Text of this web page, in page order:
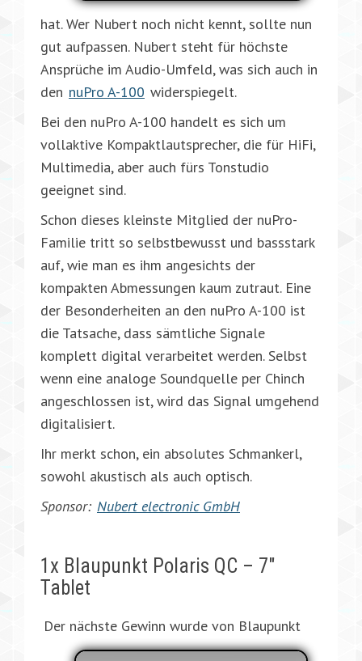
hat. Wer Nubert noch nicht kennt, sollte nun
gut aufpassen. Nubert steht für höchste
Ansprüche im Audio-Umfeld, was sich auch in
den nuPro A-100 widerspiegelt.
Bei den nuPro A-100 handelt es sich um
vollaktive Kompaktlautsprecher, die für HiFi,
Multimedia, aber auch fürs Tonstudio
geeignet sind.
Schon dieses kleinste Mitglied der nuPro-
Familie tritt so selbstbewusst und bassstark
auf, wie man es ihm angesichts der
kompakten Abmessungen kaum zutraut. Eine
der Besonderheiten an den nuPro A-100 ist
die Tatsache, dass sämtliche Signale
komplett digital verarbeitet werden. Selbst
wenn eine analoge Soundquelle per Chinch
angeschlossen ist, wird das Signal umgehend
digitalisiert.
Ihr merkt schon, ein absolutes Schmankerl,
sowohl akustisch als auch optisch.
Sponsor: Nubert electronic GmbH
1x Blaupunkt Polaris QC – 7″
Tablet
Der nächste Gewinn wurde von Blaupunkt